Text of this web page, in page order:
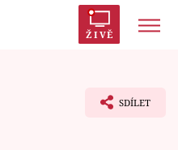
ŽIVĚ
SDÍLET